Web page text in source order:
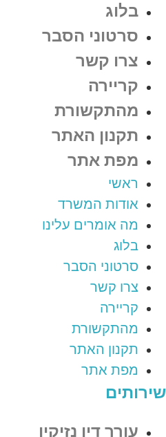
בלוג
סרטוני הסבר
צרו קשר
קריירה
מהתקשורת
תקנון האתר
מפת אתר
ראשי
אודות המשרד
מה אומרים עלינו
בלוג
סרטוני הסבר
צרו קשר
קריירה
מהתקשורת
תקנון האתר
מפת אתר
שירותים
עורך דין נזיקין